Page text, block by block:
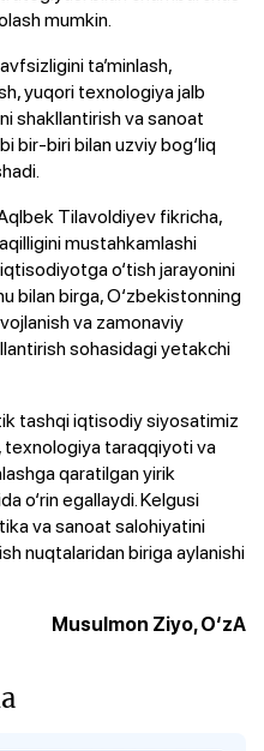
mumkin.
ta’minlash,
yuqori texnologiya jalb
shakllantirish va sanoat
bir-biri bilan uzviy bog‘liq
Tilavoldiyev fikricha,
mustahkamlashi
o‘tish jarayonini
bilan birga, O‘zbekistonning
va zamonaviy
sohasidagi yetakchi
tashqi iqtisodiy siyosatimiz
taraqqiyoti va
qaratilgan yirik
o‘rin egallaydi. Kelgusi
va sanoat salohiyatini
nuqtalaridan biriga aylanishi
Musulmon Ziyo, O‘zA